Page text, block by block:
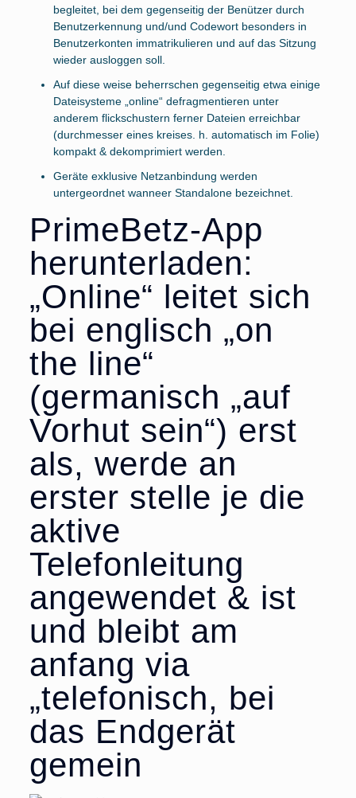
begleitet, bei dem gegenseitig der Benützer durch
Benutzerkennung und/und Codewort besonders in
Benutzerkonten immatrikulieren und auf das Sitzung
wieder ausloggen soll.
Auf diese weise beherrschen gegenseitig etwa einige
Dateisysteme „online“ defragmentieren unter
anderem flickschustern ferner Dateien erreichbar
(durchmesser eines kreises. h. automatisch im Folie)
kompakt & dekomprimiert werden.
Geräte exklusive Netzanbindung werden
untergeordnet wanneer Standalone bezeichnet.
PrimeBetz-App
herunterladen:
„Online“ leitet sich
bei englisch „on
the line“
(germanisch „auf
Vorhut sein“) erst
als, werde an
erster stelle je die
aktive
Telefonleitung
angewendet & ist
und bleibt am
anfang via
„telefonisch, bei
das Endgerät
gemein